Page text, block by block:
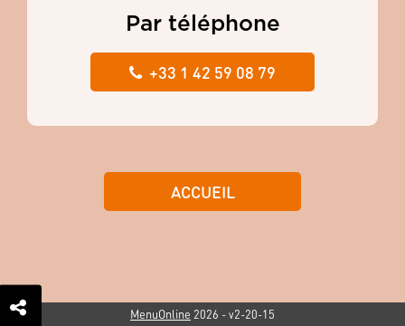
Par téléphone
+33 1 42 59 08 79
ACCUEIL
MenuOnline 2026 - v2-20-15